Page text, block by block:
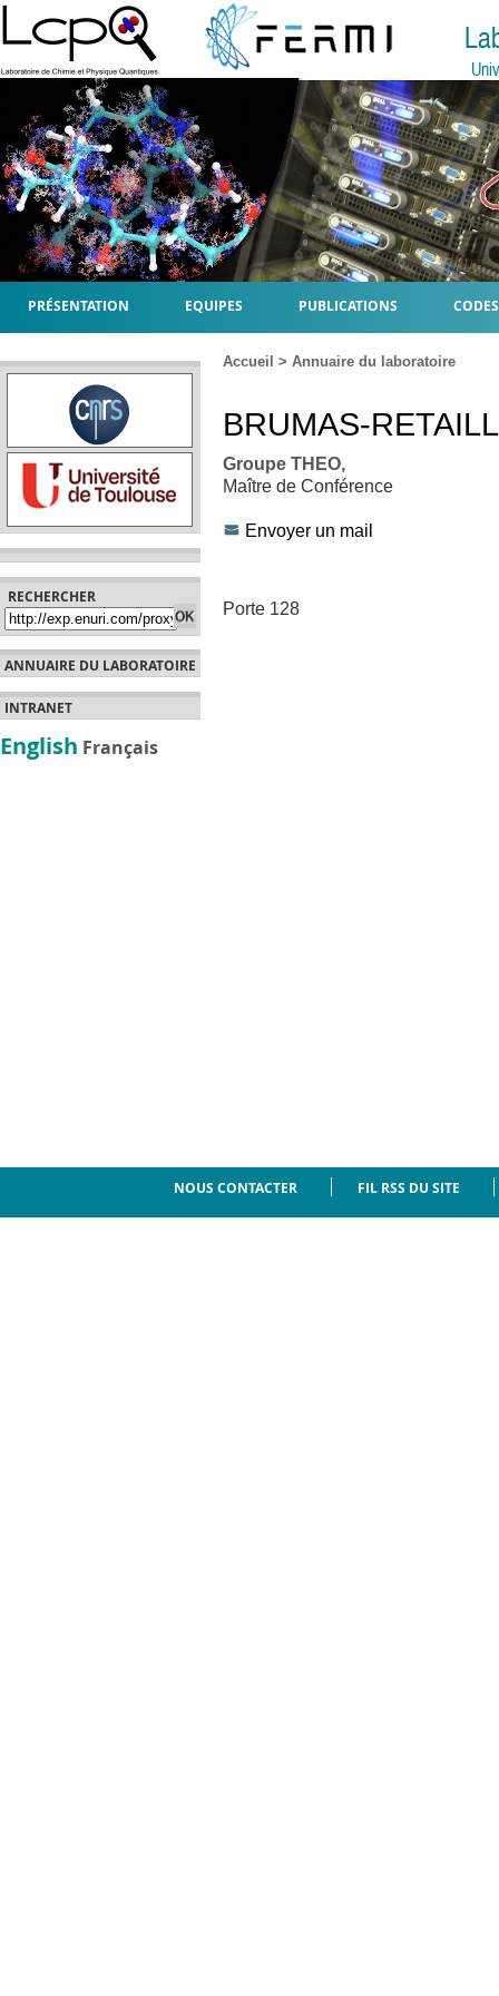
PRÉSENTATION EQUIPES PUBLICATIONS
RECHERCHER
ANNUAIRE DU LABORATOIRE
INTRANET
English Français
Accueil > Annuaire du laboratoire
BRUMAS-
Groupe THEO,
Maître de Conférence
Envoyer un mail
Porte 128
NOUS CONTACTER FIL RSS DU SITE